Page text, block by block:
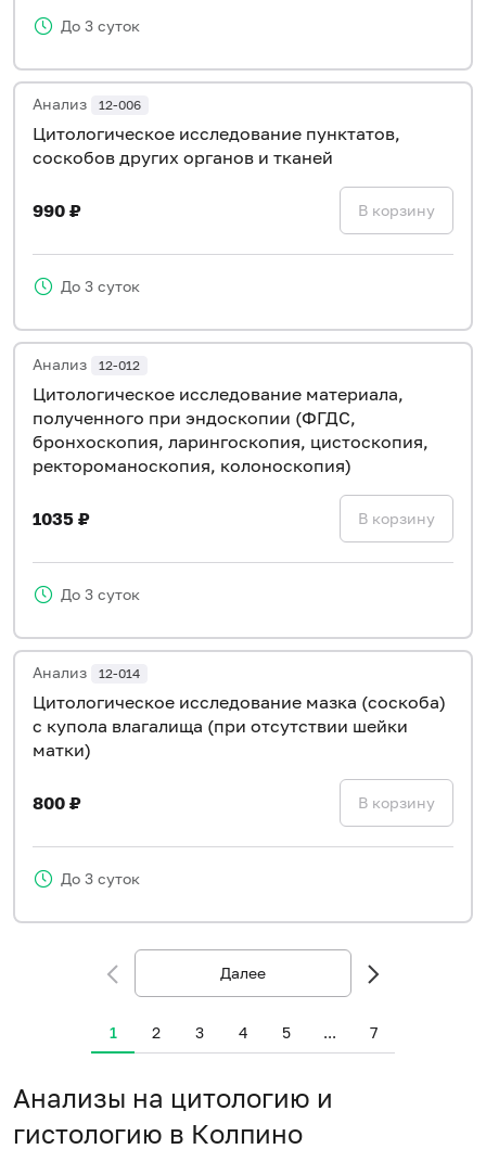
До 3 суток
Анализ 12-006
Цитологическое исследование пунктатов,
соскобов других органов и тканей
990 ₽ В корзину
До 3 суток
Анализ 12-012
Цитологическое исследование материала,
полученного при эндоскопии (ФГДС,
бронхоскопия, ларингоскопия, цистоскопия,
ректороманоскопия, колоноскопия)
1035 ₽ В корзину
До 3 суток
Анализ 12-014
Цитологическое исследование мазка (соскоба)
с купола влагалища (при отсутствии шейки
матки)
800 ₽ В корзину
До 3 суток
Далее
1 2 3 4 5 ... 7
Анализы на цитологию и
гистологию в Колпино